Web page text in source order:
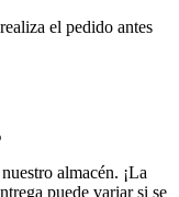
el pedido antes
almacén. ¡La
puede variar si se